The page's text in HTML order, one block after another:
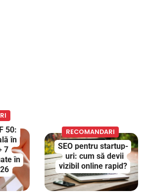
50:
în
7
în
RECOMANDARI
SEO pentru startup-
uri: cum să devii
vizibil online rapid?